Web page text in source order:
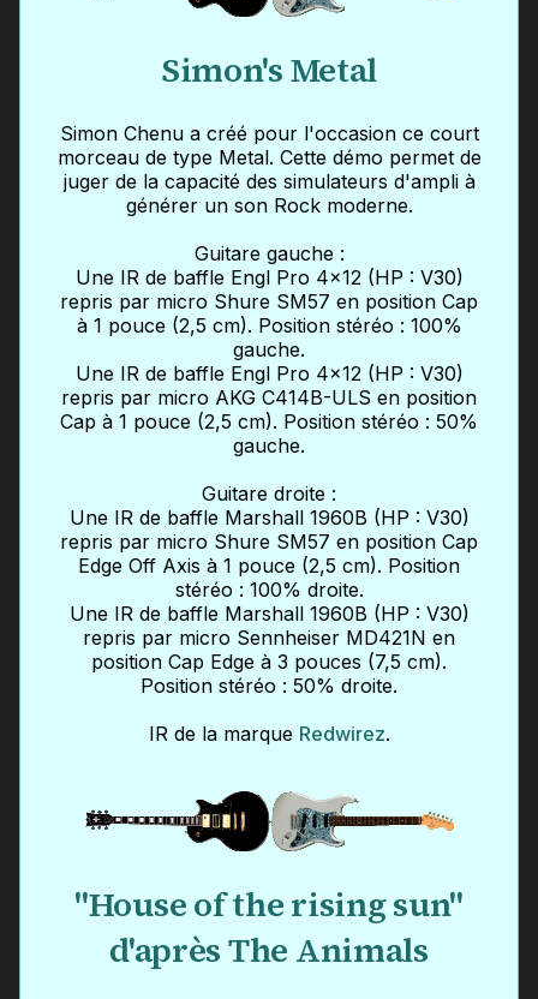
Simon's Metal
Simon Chenu a créé pour l'occasion ce court
morceau de type Metal. Cette démo permet de
juger de la capacité des simulateurs d'ampli à
générer un son Rock moderne.
Guitare gauche :
Une IR de baffle Engl Pro 4x12 (HP : V30)
repris par micro Shure SM57 en position Cap
à 1 pouce (2,5 cm). Position stéréo : 100%
gauche.
Une IR de baffle Engl Pro 4x12 (HP : V30)
repris par micro AKG C414B-ULS en position
Cap à 1 pouce (2,5 cm). Position stéréo : 50%
gauche.
Guitare droite :
Une IR de baffle Marshall 1960B (HP : V30)
repris par micro Shure SM57 en position Cap
Edge Off Axis à 1 pouce (2,5 cm). Position
stéréo : 100% droite.
Une IR de baffle Marshall 1960B (HP : V30)
repris par micro Sennheiser MD421N en
position Cap Edge à 3 pouces (7,5 cm).
Position stéréo : 50% droite.
IR de la marque Redwirez.
"House of the rising sun"
d'après The Animals